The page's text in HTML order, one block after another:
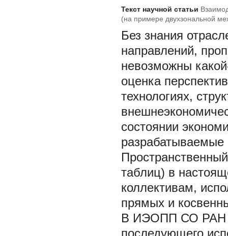
Текст научной статьи
(на примере двухзональной
Без знания
направлений,
невозможны
оценка
технологиях,
состоянии
разрабатываемые
таблиц) в
коллективам,
прямых и
В ИЭОПП СО РАН
последующего